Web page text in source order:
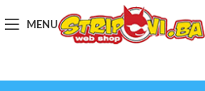
MENU